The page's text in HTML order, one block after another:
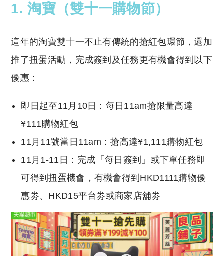
1. 淘寶（雙十一購物節）
這年的淘寶雙十一不止有傳統的搶紅包環節，還加
推了扭蛋活動，完成簽到及任務更有機會得到以下
優惠：
即日起至11月10日：每日11am搶限量高達
¥111購物紅包
11月11號當日11am：搶高達¥1,111購物紅包
11月1-11日：完成「每日簽到」或下單任務即
可得到扭蛋機會，有機會得到HKD1111購物優
惠劵、HKD15平台劵或商家店舖劵